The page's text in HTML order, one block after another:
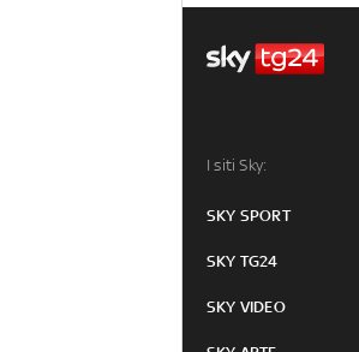
I siti Sky:
SKY SPORT
SKY TG24
SKY VIDEO